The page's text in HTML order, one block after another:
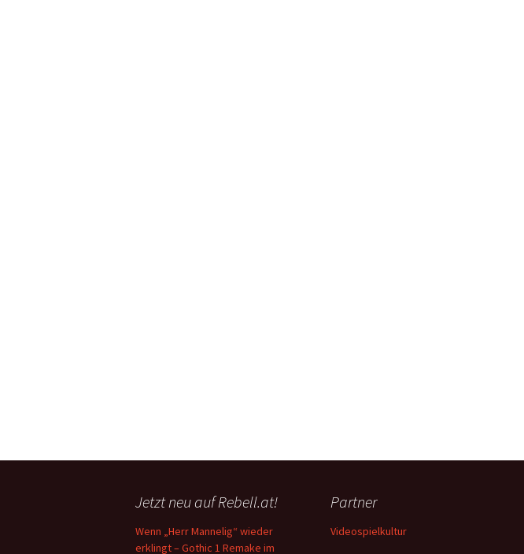
Jetzt neu auf Rebell.at!
Wenn „Herr Mannelig“ wieder
erklingt – Gothic 1 Remake im
Partner
Videospielkultur